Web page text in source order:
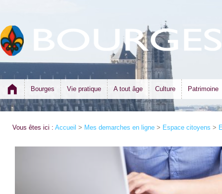
Bourges Vie pratique A tout âge Culture Patrimoine
Vous êtes ici : Accueil > Mes demarches en ligne > Espace citoyens >